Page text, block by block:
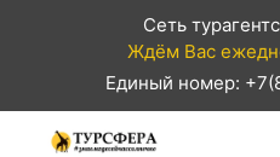
Сеть
Ждём Вас
Единый номер: